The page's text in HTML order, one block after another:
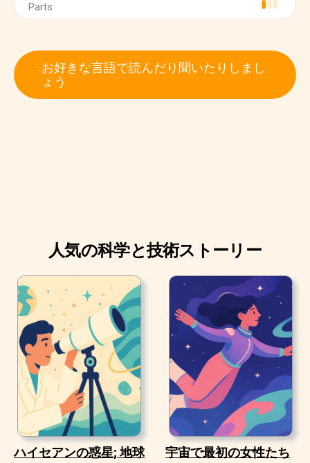
Parts
お好きな言語で読んだり聞いたりしまし
ょう
人気の科学と技術ストーリー
ハイセアンの惑星; 地球
宇宙で最初の女性たち